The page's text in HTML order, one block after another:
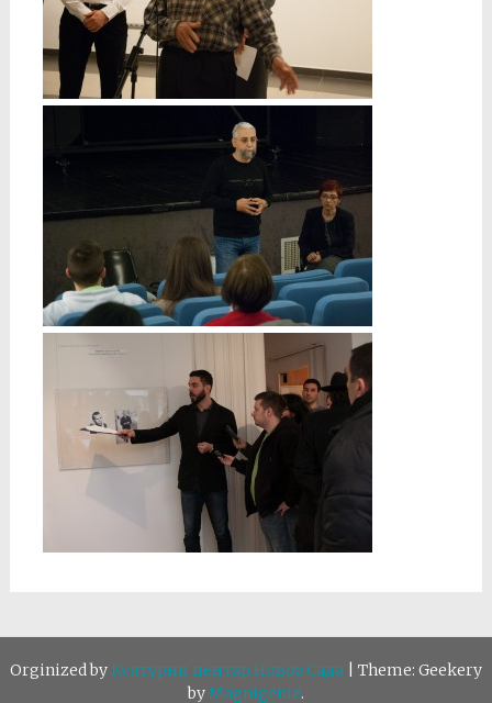
Orginized byКултурни центар Новог Сада
Theme: Geekery
byMagnigenie.